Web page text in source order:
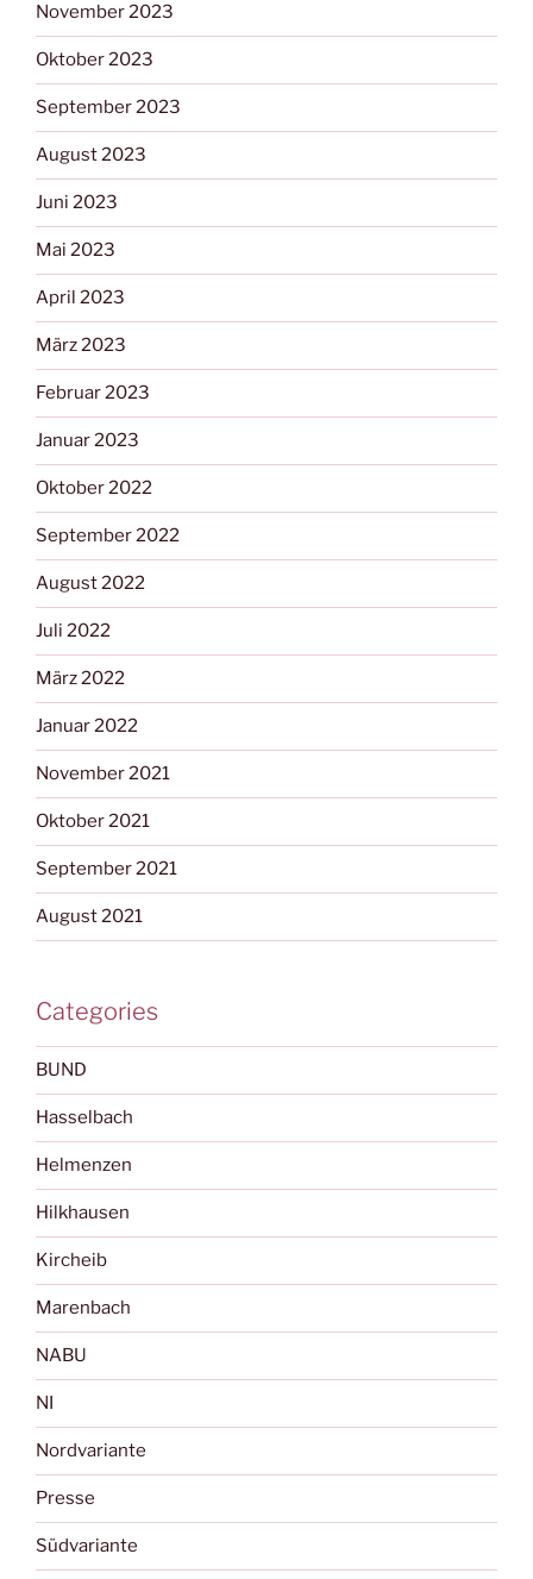
November 2023
Oktober 2023
September 2023
August 2023
Juni 2023
Mai 2023
April 2023
März 2023
Februar 2023
Januar 2023
Oktober 2022
September 2022
August 2022
Juli 2022
März 2022
Januar 2022
November 2021
Oktober 2021
September 2021
August 2021
Categories
BUND
Hasselbach
Helmenzen
Hilkhausen
Kircheib
Marenbach
NABU
NI
Nordvariante
Presse
Südvariante